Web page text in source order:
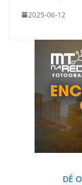
2025-06-12
DÊ